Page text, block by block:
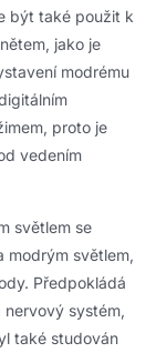
být také použit k
jako je
modrému
proto je
vedením
světlem se
modrým světlem,
Předpokládá
nervový systém,
také studován